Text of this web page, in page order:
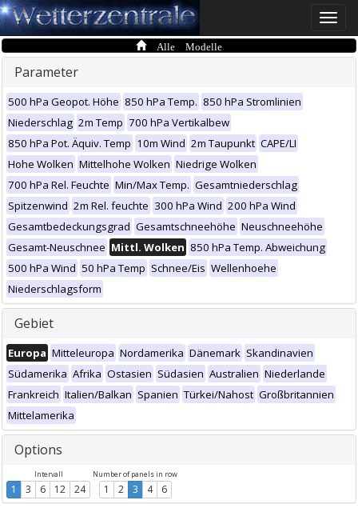
Toggle
Alle Modelle
Parameter
500 hPa Geopot. Höhe 850 hPa Temp. 850 hPa Stromlinien
Niederschlag 2m Temp 700 hPa Vertikalbew
850 hPa Pot. Äquiv. Temp 10m Wind 2m Taupunkt CAPE/LI
Hohe Wolken Mittelhohe Wolken Niedrige Wolken
700 hPa Rel. Feuchte Min/Max Temp. Gesamtniederschlag
Spitzenwind 2m Rel. feuchte 300 hPa Wind 200 hPa Wind
Gesamtbedeckungsgrad Gesamtschneehöhe Neuschneehöhe
Gesamt-Neuschnee Mittl. Wolken 850 hPa Temp. Abweichung
500 hPa Wind 50 hPa Temp Schnee/Eis Wellenhoehe
Niederschlagsform
Gebiet
Europa Mitteleuropa Nordamerika Dänemark Skandinavien
Südamerika Afrika Ostasien Südasien Australien Niederlande
Frankreich Italien/Balkan Spanien Türkei/Nahost Großbritannien
Mittelamerika
Options
Intervall
1 3 6 12 24
Number of panels in row
1 2 3 4 6